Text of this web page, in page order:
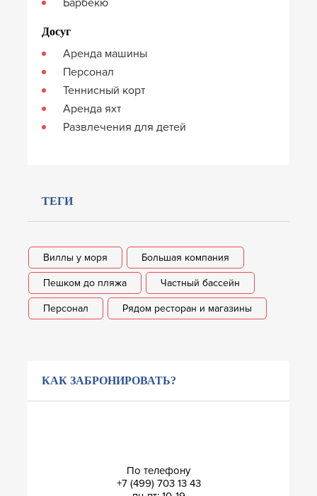
Досуг
Аренда машины
Персонал
Теннисный корт
Аренда яхт
Развлечения для детей
ТЕГИ
Виллы у моря Большая компания
Пешком до пляжа Частный бассейн
Персонал Рядом ресторан и магазины
КАК ЗАБРОНИРОВАТЬ?
По телефону
+7 (499) 703 13 43